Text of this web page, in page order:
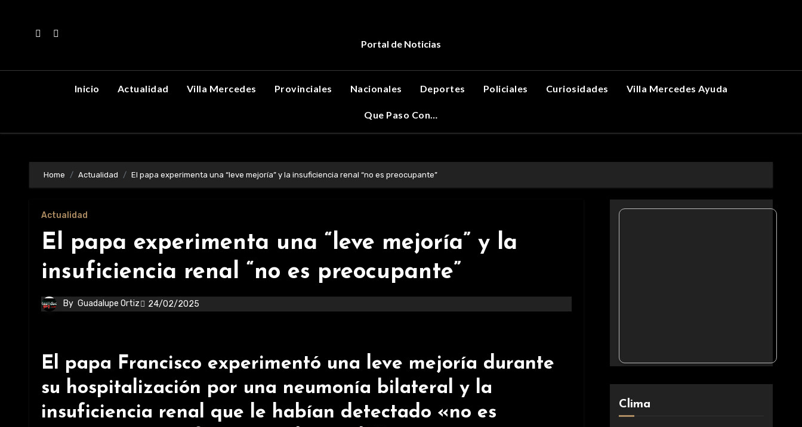
Portal de Noticias
Inicio Actualidad Villa Mercedes Provinciales Nacionales Deportes Policiales Curiosidades Villa Mercedes Ayuda
Que Paso Con…
Home Actualidad El papa experimenta una “leve mejoría” y la insuficiencia renal “no es preocupante”
Actualidad
El papa experimenta una “leve mejoría” y la
insuficiencia renal “no es preocupante”
By Guadalupe Ortiz 24/02/2025
El papa Francisco experimentó una leve mejoría durante
su hospitalización por una neumonía bilateral y la
insuficiencia renal que le habían detectado «no es
Clima